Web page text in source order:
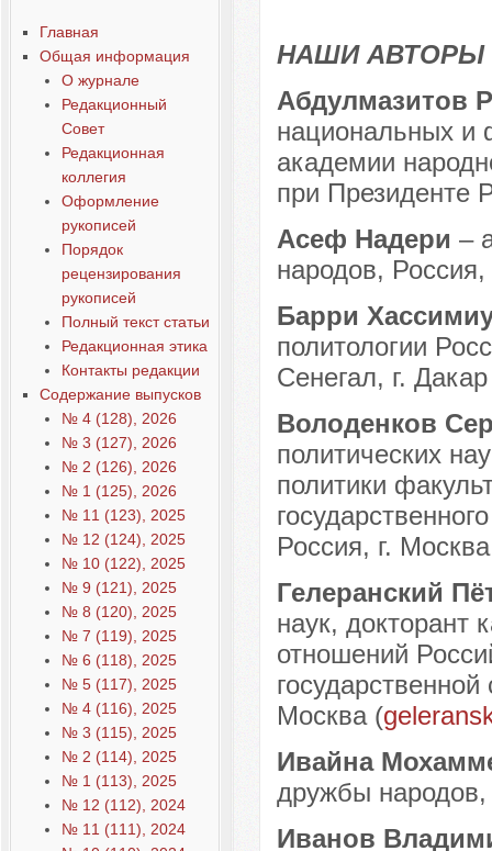
Наши авторы 4-2015
Главная
Общая информация
О журнале
Редакционный
Совет
Редакционная
коллегия
Оформление
рукописей
Порядок
рецензирования
рукописей
Полный текст статьи
Редакционная этика
Контакты редакции
Содержание выпусков
№ 4 (128), 2026
№ 3 (127), 2026
№ 2 (126), 2026
№ 1 (125), 2026
№ 11 (123), 2025
№ 12 (124), 2025
№ 10 (122), 2025
№ 9 (121), 2025
№ 8 (120), 2025
№ 7 (119), 2025
№ 6 (118), 2025
№ 5 (117), 2025
№ 4 (116), 2025
№ 3 (115), 2025
№ 2 (114), 2025
№ 1 (113), 2025
№ 12 (112), 2024
№ 11 (111), 2024
НАШИ АВТОРЫ
Абдулмазитов
национальных и
академии
при Президенте
Асеф Надери –
народов,
Барри
политологии
Сенегал, г.
Володенков
политических
политики
Россия, г.
Гелеранский
наук,
отношений
Москва (
Ивайна
дружбы
Иванов